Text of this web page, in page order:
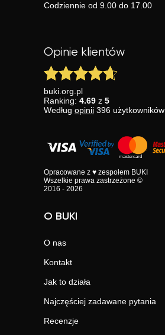
Codziennie od 9.00 do 17.00
Opinie klientów
buki.org.pl
Ranking: 4.69 z 5
Według opinii 396 użytkowników
Opracowane z ♥ zespołem BUKI
Wszelkie prawa zastrzeżone ©
2016 - 2026
O BUKI
O nas
Kontakt
Jak to działa
Najczęściej zadawane pytania
Recenzje